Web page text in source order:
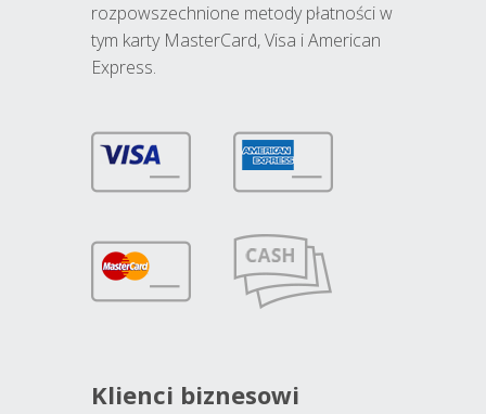
rozpowszechnione metody płatności w
tym karty MasterCard, Visa i American
Express.
Klienci biznesowi